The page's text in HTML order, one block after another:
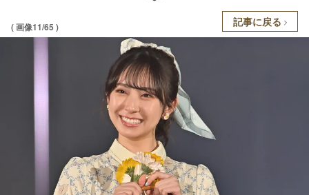
( 画像11/65 ) 記事に戻る